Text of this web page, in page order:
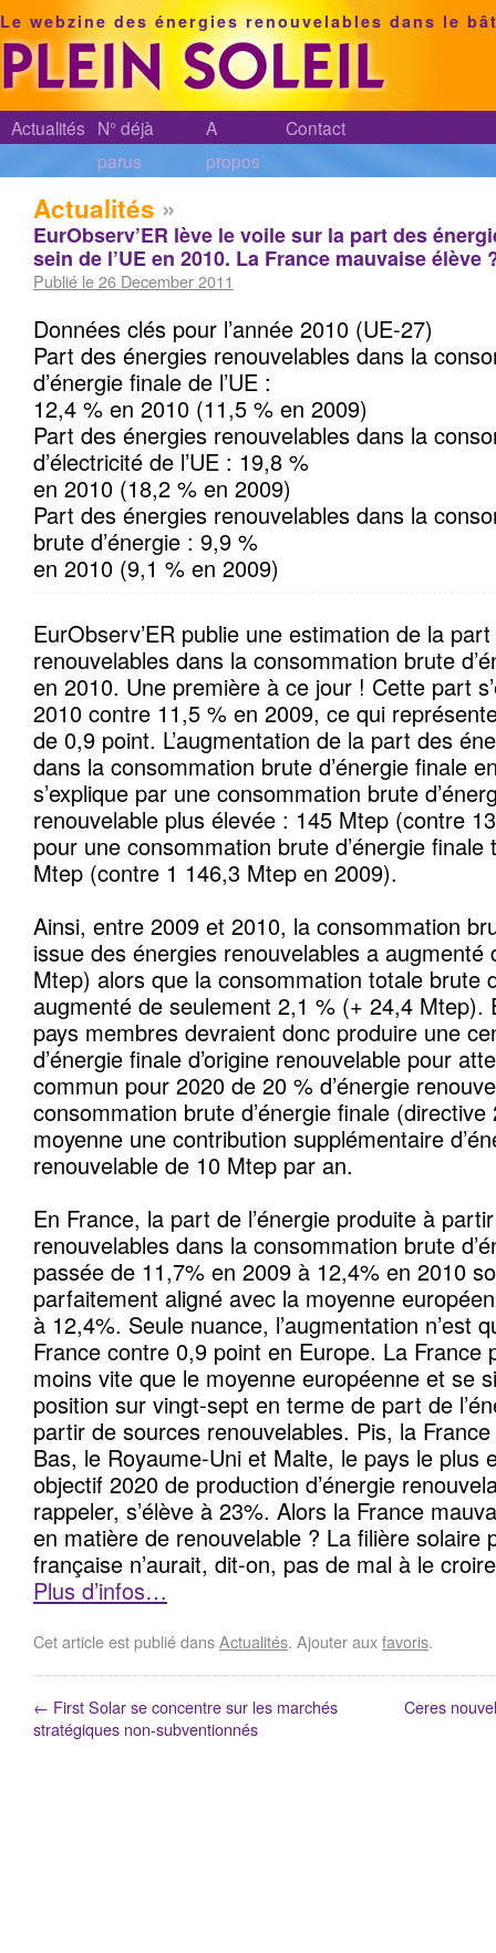
Le webzine des énergies renouvelables dans le
Actualités N° déjà
parus
A
propos
Contact
Actualités »
EurObserv’ER lève le voile sur la part des
sein de l’UE en 2010. La France mauvaise élève
Publié le 26 December 2011
Données clés pour l’année 2010 (UE-27)
Part des énergies renouvelables dans la
d’énergie finale de l’UE :
12,4 % en 2010 (11,5 % en 2009)
Part des énergies renouvelables dans la
d’électricité de l’UE : 19,8 %
en 2010 (18,2 % en 2009)
Part des énergies renouvelables dans la
brute d’énergie : 9,9 %
en 2010 (9,1 % en 2009)
EurObserv’ER publie une estimation de la
renouvelables dans la consommation brute
en 2010. Une première à ce jour ! Cette part
2010 contre 11,5 % en 2009, ce qui
de 0,9 point. L’augmentation de la part des
dans la consommation brute d’énergie finale
s’explique par une consommation brute
renouvelable plus élevée : 145 Mtep (contre
pour une consommation brute d’énergie
Mtep (contre 1 146,3 Mtep en 2009).
Ainsi, entre 2009 et 2010, la consommation
issue des énergies renouvelables a
Mtep) alors que la consommation totale brute
augmenté de seulement 2,1 % (+ 24,4 Mtep).
pays membres devraient donc produire une
d’énergie finale d’origine renouvelable pour
commun pour 2020 de 20 % d’énergie
consommation brute d’énergie finale
moyenne une contribution supplémentaire
renouvelable de 10 Mtep par an.
En France, la part de l’énergie produite à
renouvelables dans la consommation brute
passée de 11,7% en 2009 à 12,4% en 2010
parfaitement aligné avec la moyenne
à 12,4%. Seule nuance, l’augmentation n’est
France contre 0,9 point en Europe. La France
moins vite que le moyenne européenne et se
position sur vingt-sept en terme de part de
partir de sources renouvelables. Pis, la
Bas, le Royaume-Uni et Malte, le pays le plus
objectif 2020 de production d’énergie
rappeler, s’élève à 23%. Alors la France
en matière de renouvelable ? La filière solaire
française n’aurait, dit-on, pas de mal à le
Plus d’infos…
Cet article est publié dansActualités. Ajouter auxfavoris.
← First Solar se concentre sur les marchés
stratégiques non-subventionnés
Ceres